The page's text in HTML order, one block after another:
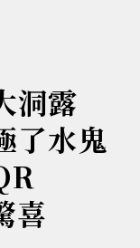
洞露
了水鬼
喜